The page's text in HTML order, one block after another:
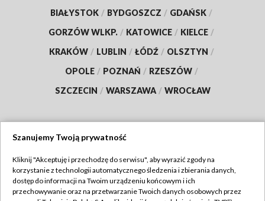
BIAŁYSTOK / BYDGOSZCZ / GDAŃSK /
GORZÓW WLKP. / KATOWICE / KIELCE /
KRAKÓW / LUBLIN / ŁÓDŹ / OLSZTYN /
OPOLE / POZNAŃ / RZESZÓW /
SZCZECIN / WARSZAWA / WROCŁAW
TVP
Abonament TVP
Regulamin TVP
Szanujemy Twoją prywatność
Kliknij "Akceptuję i przechodzę do serwisu", aby wyrazić zgody na
korzystanie z technologii automatycznego śledzenia i zbierania danych,
dostęp do informacji na Twoim urządzeniu końcowym i ich
przechowywanie oraz na przetwarzanie Twoich danych osobowych przez